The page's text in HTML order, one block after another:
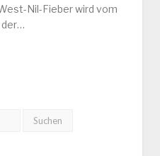
Nil-Fieber wird vom
der…